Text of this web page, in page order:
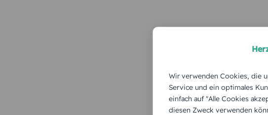
Wir verwenden Cookies, die
Service und ein optimales
einfach auf "Alle Cookies
diesen Zweck verwenden